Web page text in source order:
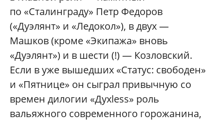
по «Сталинграду» Петр Федоров
(«Дуэлянт» и «Ледокол»), в двух —
Машков (кроме «Экипажа» вновь
«Дуэлянт») и в шести (!) — Козловский.
Если в уже вышедших «Статус: свободен»
и «Пятнице» он сыграл привычную со
времен дилогии «Духless» роль
вальяжного современного горожанина,